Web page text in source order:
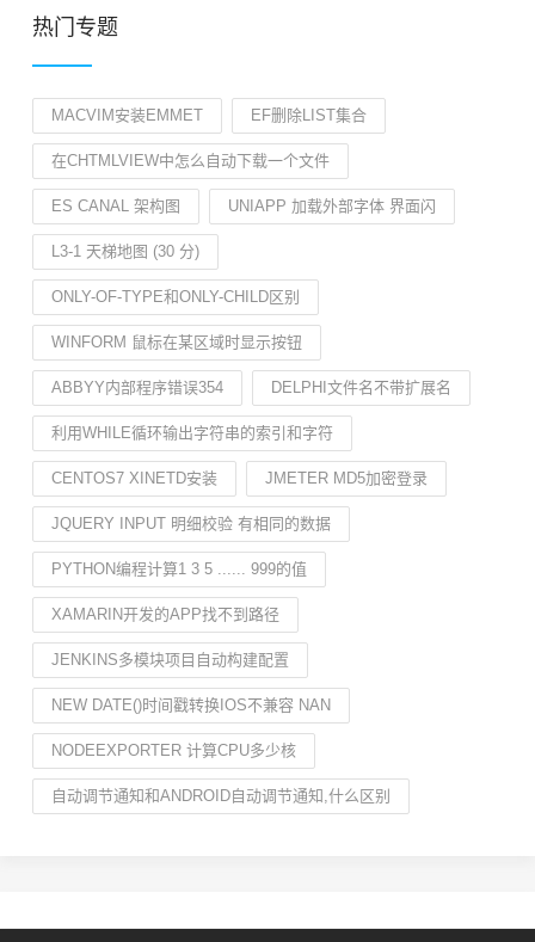
热门专题
MACVIM安装EMMET EF删除LIST集合
在CHTMLVIEW中怎么自动下载一个文件
ES CANAL 架构图 UNIAPP 加载外部字体 界面闪
L3-1 天梯地图 (30 分)
ONLY-OF-TYPE和ONLY-CHILD区别
WINFORM 鼠标在某区域时显示按钮
ABBYY内部程序错误354 DELPHI文件名不带扩展名
利用WHILE循环输出字符串的索引和字符
CENTOS7 XINETD安装 JMETER MD5加密登录
JQUERY INPUT 明细校验 有相同的数据
PYTHON编程计算1 3 5 ...... 999的值
XAMARIN开发的APP找不到路径
JENKINS多模块项目自动构建配置
NEW DATE()时间戳转换IOS不兼容 NAN
NODEEXPORTER 计算CPU多少核
自动调节通知和ANDROID自动调节通知,什么区别